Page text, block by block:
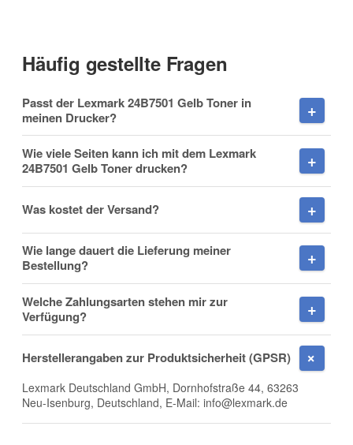
Nachname
Firma
Häufig gestellte Fragen
Passt der Lexmark 24B7501 Gelb Toner in
meinen Drucker?
Wie viele Seiten kann ich mit dem Lexmark
24B7501 Gelb Toner drucken?
Was kostet der Versand?
Wie lange dauert die Lieferung meiner
Bestellung?
Welche Zahlungsarten stehen mir zur
Verfügung?
Herstellerangaben zur Produktsicherheit (GPSR)
Lexmark Deutschland GmbH, Dornhofstraße 44, 63263
Neu-Isenburg, Deutschland, E-Mail: info@lexmark.de